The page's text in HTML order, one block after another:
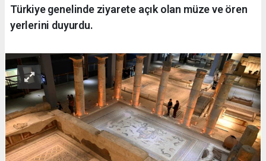
Türkiye genelinde ziyarete açık olan müze ve ören
yerlerini duyurdu.